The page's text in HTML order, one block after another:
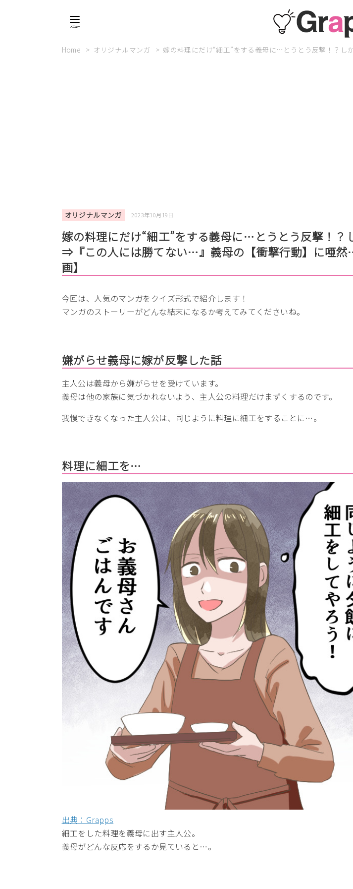
Home オリジナルマンガ 嫁の料理にだけ“細工”をする義母に…とうとう反撃！？
オリジナルマンガ 2023年10月19日
嫁の料理にだけ“細工”をする義母に…とうとう反撃！？
⇒『この人には勝てない…』義母の【衝撃行動】に唖
画】
今回は、人気のマンガをクイズ形式で紹介します！
マンガのストーリーがどんな結末になるか考えてみてくださいね。
嫌がらせ義母に嫁が反撃した話
主人公は義母から嫌がらせを受けています。
義母は他の家族に気づかれないよう、主人公の料理だけまずくするのです。
我慢できなくなった主人公は、同じように料理に細工をすることに…。
料理に細工を…
出典：Grapps
細工をした料理を義母に出す主人公。
義母がどんな反応をするか見ていると…。